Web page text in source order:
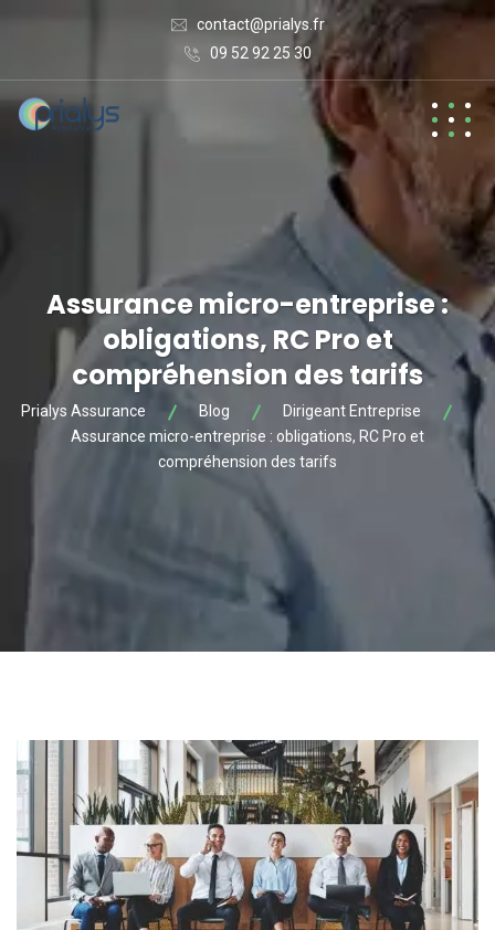
contact@prialys.fr
09 52 92 25 30
Assurance micro-entreprise :
obligations, RC Pro et
compréhension des tarifs
Prialys Assurance Blog
Dirigeant Entreprise
Assurance micro-entreprise : obligations, RC Pro et
compréhension des tarifs